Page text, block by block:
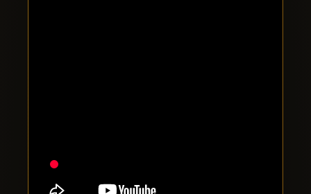
sociala
konton